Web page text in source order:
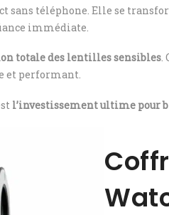
sans téléphone. Elle se
immédiate.
totale des lentilles sensibles.
et performant.
l’investissement ultime pour